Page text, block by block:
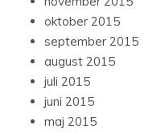
oktober 2015
september 2015
august 2015
juli 2015
juni 2015
maj 2015